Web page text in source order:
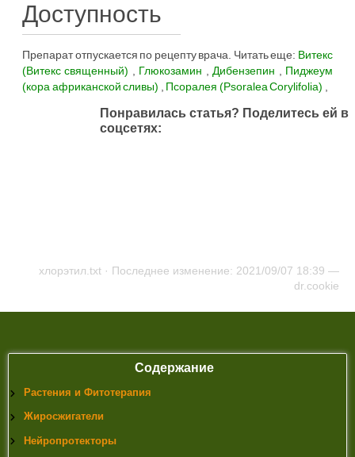
Доступность
Препарат отпускается по рецепту врача. Читать еще: Витекс
(Витекс священный) , Глюкозамин ,Дибензепин , Пиджеум
(кора африканской cливы) , Псоралея (Psoralea Corylifolia) ,
Понравилась статья? Поделитесь ей в
соцсетях:
хлорэтил.txt · Последнее изменение: 2021/09/07 18:39 —
dr.cookie
Содержание
Растения и Фитотерапия
Жиросжигатели
Нейропротекторы